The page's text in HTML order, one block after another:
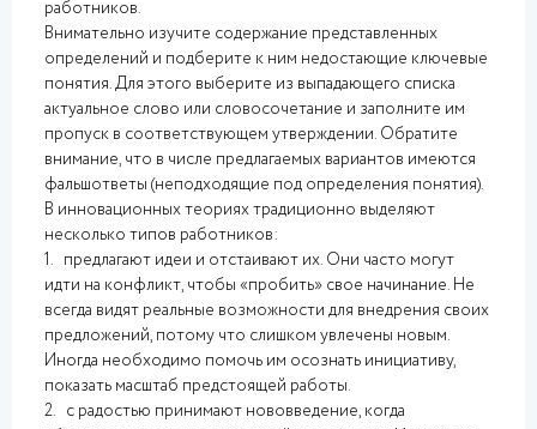
работников.
Внимательно изучите содержание представленных
определений и подберите к ним недостающие ключевые
понятия. Для этого выберите из выпадающего списка
актуальное слово или словосочетание и заполните им
пропуск в соответствующем утверждении. Обратите
внимание, что в числе предлагаемых вариантов имеются
фальшответы (неподходящие под определения понятия).
В инновационных теориях традиционно выделяют
несколько типов работников:
1. предлагают идеи и отстаивают их. Они часто могут
идти на конфликт, чтобы «пробить» свое начинание. Не
всегда видят реальные возможности для внедрения своих
предложений, потому что слишком увлечены новым.
Иногда необходимо помочь им осознать инициативу,
показать масштаб предстоящей работы.
2. с радостью принимают нововведение, когда